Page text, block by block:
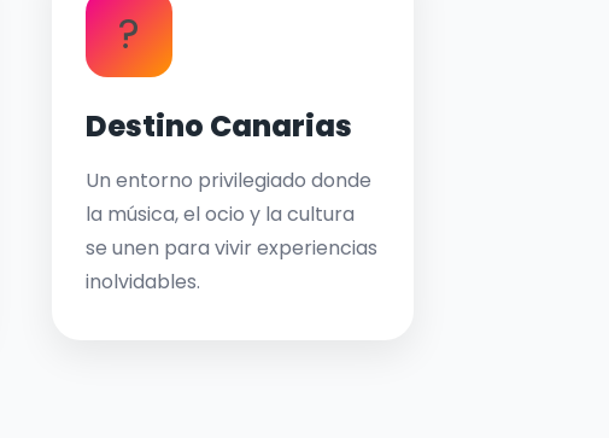
?
Destino Canarias
Un entorno privilegiado donde
la música, el ocio y la cultura
se unen para vivir experiencias
inolvidables.